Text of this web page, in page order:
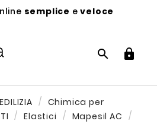
semplice eveloce
 
EDILIZIA
Chimica per
Elastici
Mapesil AC